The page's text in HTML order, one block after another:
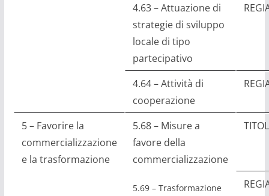
4.63 – Attuazione di
strategie di sviluppo
locale di tipo
partecipativo
4.64 – Attività di
cooperazione
5 – Favorire la
commercializzazione
e la trasformazione
5.68 – Misure a
favore della
commercializzazione
5.69 – Trasformazione